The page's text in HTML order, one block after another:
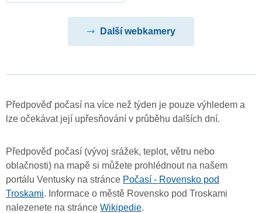
Další webkamery
Předpověď počasí na více než týden je pouze výhledem a
lze očekávat její upřesňování v průběhu dalších dní.
Předpověď počasí (vývoj srážek, teplot, větru nebo
oblačnosti) na mapě si můžete prohlédnout na našem
portálu Ventusky na stránce Počasí - Rovensko pod
Troskami. Informace o městě Rovensko pod Troskami
nalezenete na stránce Wikipedie.